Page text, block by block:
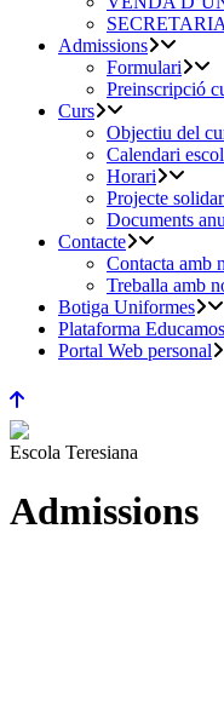
Admissions
Formulari
Preinscripció
Curs
Objectiu del
Calendari
Horari
Projecte
Documents
Contacte
Contacta amb
Treballa amb
Botiga Uniformes
Plataforma Educamos
Portal Web personal
Escola Teresiana
Admissions